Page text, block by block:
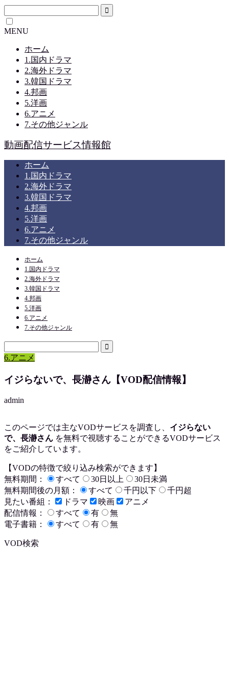
MENU
ホーム
1.国内ドラマ
2.海外ドラマ
3.韓国ドラマ
4.邦画
5.洋画
6.アニメ
7.その他ジャンル
動画配信サービス情報館
ホーム
1.国内ドラマ
2.海外ドラマ
3.韓国ドラマ
4.邦画
5.洋画
6.アニメ
7.その他ジャンル
ホーム
1.国内ドラマ
2.海外ドラマ
3.韓国ドラマ
4.邦画
5.洋画
6.アニメ
7.その他ジャンル
6.アニメ
イジらないで、長瀞さん【VOD配信情報】
admin
このページでは主なVODサービスを調査し、 イジらない
で、長瀞さん を無料で視聴することができるVODサービス
をご紹介しています。
【VODの特徴で絞り込み検索ができます】
無料期間：
すべて 30日以上
30日未満
無料期間後の月額：
すべて 千円以下
千円超
見たい番組：
ドラマ 映画
アニメ
配信情報：
すべて 有
無
電子書籍：
すべて 有 無
VOD検索